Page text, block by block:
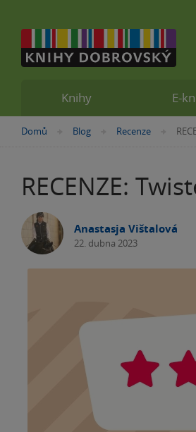
Nacházíte
Domů »
Blog »
Recenze »
RECENZE:
Anastasja Vištalová
22. dubna 2023
Knihy E-